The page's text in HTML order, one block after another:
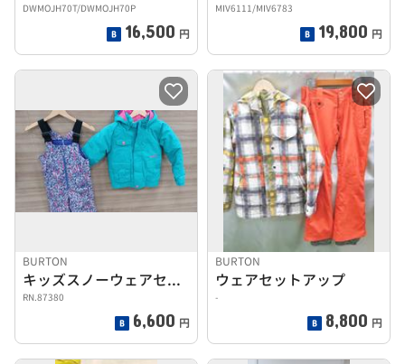
DWMOJH70T/DWMOJH70P
16,500 円
MIV6111/MIV6783
19,800 円
BURTON
キッズスノーウェアセットアップ
RN.87380
6,600 円
BURTON
ウェアセットアップ
-
8,800 円